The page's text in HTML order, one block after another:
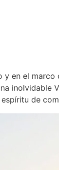
en el marco
inolvidable
de